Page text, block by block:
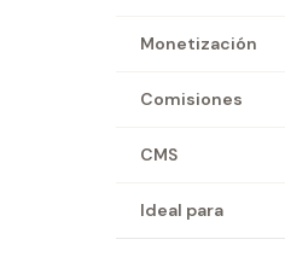
Monetización
Comisiones
CMS
Ideal para